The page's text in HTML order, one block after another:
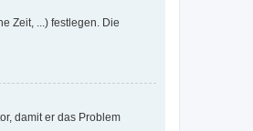
Zeit, ...) festlegen. Die
damit er das Problem